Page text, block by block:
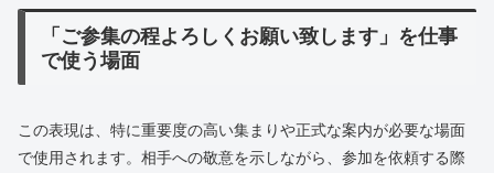
「ご参集の程よろしくお願い致します」を仕事
で使う場面
この表現は、特に重要度の高い集まりや正式な案内が必要な場面
で使用されます。相手への敬意を示しながら、参加を依頼する際